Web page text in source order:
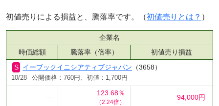
初値売りによる損益と、騰落率です。（初値売りとは？ ）
企業名
時価総額
騰落率（倍率）
初値売り損益
イーブックイニシアティブジャパン （3658）
10/28 公開価格：760円、初値：1,700円
―
123.68％
（2.24倍）
94,000円